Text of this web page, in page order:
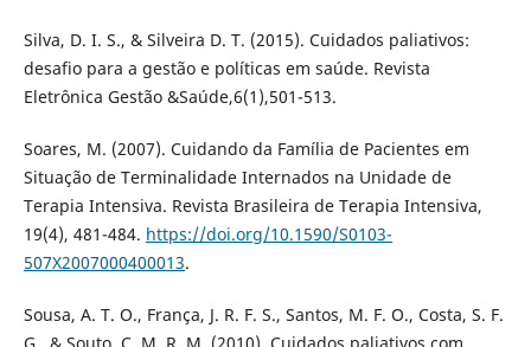
Silva, D. I. S., & Silveira D. T. (2015). Cuidados paliativos:
desafio para a gestão e políticas em saúde. Revista
Eletrônica Gestão &Saúde,6(1),501-513.
Soares, M. (2007). Cuidando da Família de Pacientes em
Situação de Terminalidade Internados na Unidade de
Terapia Intensiva. Revista Brasileira de Terapia Intensiva,
19(4), 481-484. https://doi.org/10.1590/S0103-
507X2007000400013.
Sousa, A. T. O., França, J. R. F. S., Santos, M. F. O., Costa, S. F.